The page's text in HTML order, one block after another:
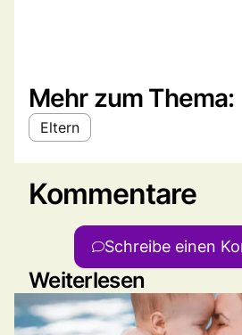
Mehr zum Thema:
Eltern
Kommentare
Schreibe einen
Weiterlesen